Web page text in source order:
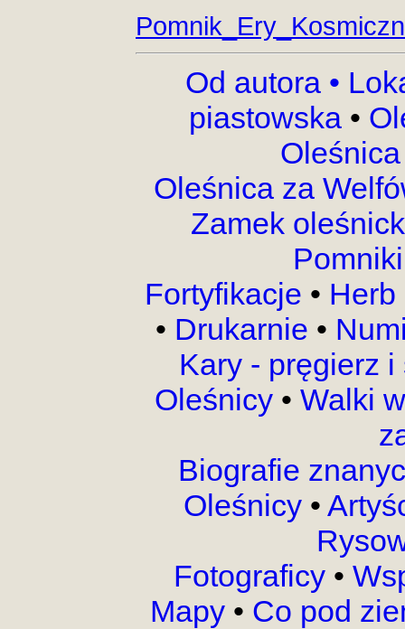
Od autora •
piastowska •
Oleśnica za
Zamek
Fortyfikacje •
• Drukarnie •
Kary - pręgierz
Oleśnicy • Walki
Biografie
Oleśnicy•
Fotograficy •
Mapy • Co pod